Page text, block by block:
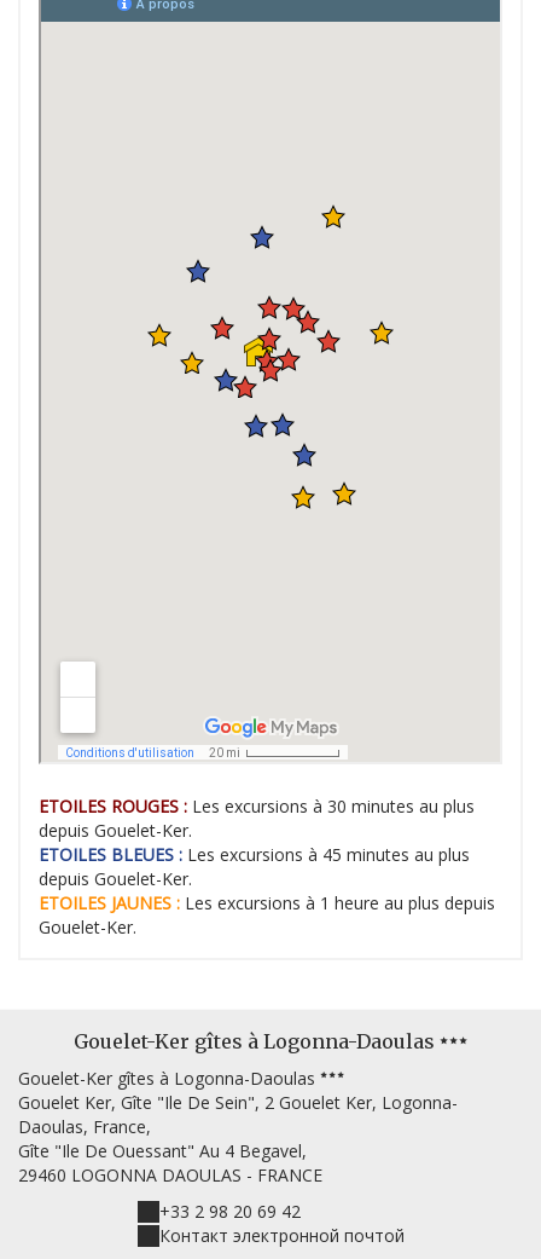
ETOILES ROUGES : Les excursions à 30 minutes au plus
ETOILES BLEUES : Les excursions à 45 minutes au plus
ETOILES JAUNES : Les excursions à 1 heure au plus depuis
Gouelet-Ker.
Gouelet-Ker gîtes à Logonna-Daoulas
Gouelet-Ker gîtes à Logonna-Daoulas
Gouelet Ker, Gîte "Ile De Sein", 2 Gouelet Ker, Logonna-
Daoulas, France,
Gîte "Ile De Ouessant" Au 4 Begavel,
29460 LOGONNA DAOULAS - FRANCE
+33 2 98 20 69 42
Контакт электронной почтой